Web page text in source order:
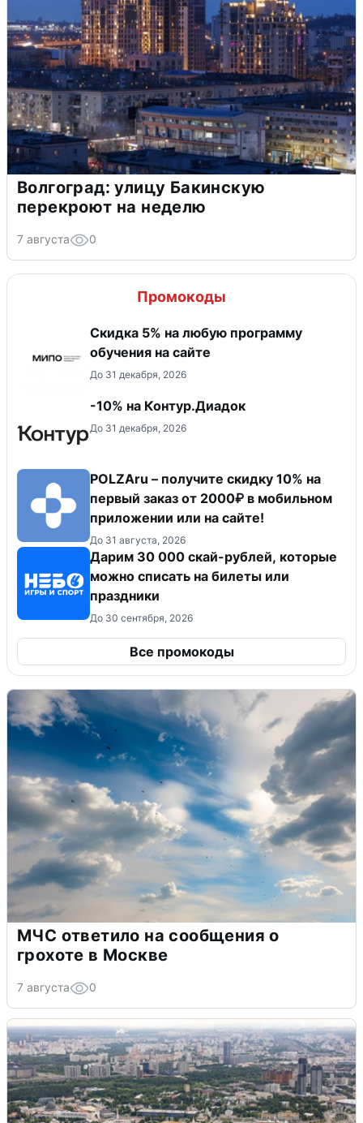
Волгоград: улицу Бакинскую
перекроют на неделю
7 августа 0
Промокоды
Скидка 5% на любую программу
обучения на сайте
До 31 декабря, 2026
-10% на Контур.Диадок
До 31 декабря, 2026
POLZAru – получите скидку 10% на
первый заказ от 2000₽ в мобильном
приложении или на сайте!
До 31 августа, 2026
Дарим 30 000 скай-рублей, которые
можно списать на билеты или
праздники
До 30 сентября, 2026
Все промокоды
МЧС ответило на сообщения о
грохоте в Москве
7 августа 0